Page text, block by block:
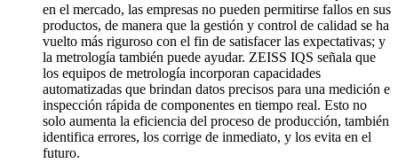
en el mercado, las empresas no pueden permitirse fallos en sus
productos, de manera que la gestión y control de calidad se ha
vuelto más riguroso con el fin de satisfacer las expectativas; y
la metrología también puede ayudar. ZEISS IQS señala que
los equipos de metrología incorporan capacidades
automatizadas que brindan datos precisos para una medición e
inspección rápida de componentes en tiempo real. Esto no
solo aumenta la eficiencia del proceso de producción, también
identifica errores, los corrige de inmediato, y los evita en el
futuro.